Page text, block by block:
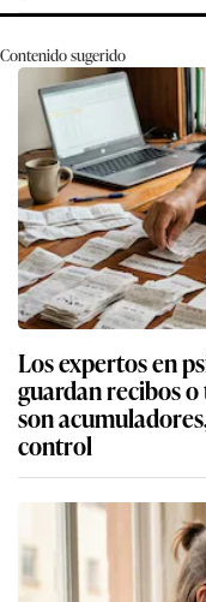
Contenido sugerido
Los expertos en
guardan recibos
son
control